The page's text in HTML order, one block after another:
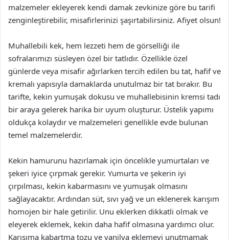
malzemeler ekleyerek kendi damak zevkinize göre bu tarifi
zenginleştirebilir, misafirlerinizi şaşırtabilirsiniz. Afiyet olsun!
Muhallebili kek, hem lezzeti hem de görselliği ile
sofralarımızı süsleyen özel bir tatlıdır. Özellikle özel
günlerde veya misafir ağırlarken tercih edilen bu tat, hafif ve
kremalı yapısıyla damaklarda unutulmaz bir tat bırakır. Bu
tarifte, kekin yumuşak dokusu ve muhallebisinin kremsi tadı
bir araya gelerek harika bir uyum oluşturur. Üstelik yapımı
oldukça kolaydır ve malzemeleri genellikle evde bulunan
temel malzemelerdir.
Kekin hamurunu hazırlamak için öncelikle yumurtaları ve
şekeri iyice çırpmak gerekir. Yumurta ve şekerin iyi
çırpılması, kekin kabarmasını ve yumuşak olmasını
sağlayacaktır. Ardından süt, sıvı yağ ve un eklenerek karışım
homojen bir hale getirilir. Unu eklerken dikkatli olmak ve
eleyerek eklemek, kekin daha hafif olmasına yardımcı olur.
Karışıma kabartma tozu ve vanilya eklemeyi unutmamak